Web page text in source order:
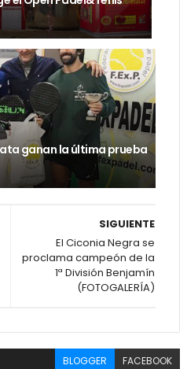
ganan la última prueba
SIGUIENTE
El Ciconia Negra se
proclama campeón de la
1ª División Benjamín
(FOTOGALERÍA)
BLOGGER FACEBOOK